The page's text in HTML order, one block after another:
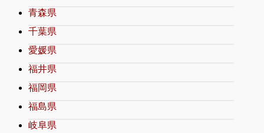
青森県
千葉県
愛媛県
福井県
福岡県
福島県
岐阜県